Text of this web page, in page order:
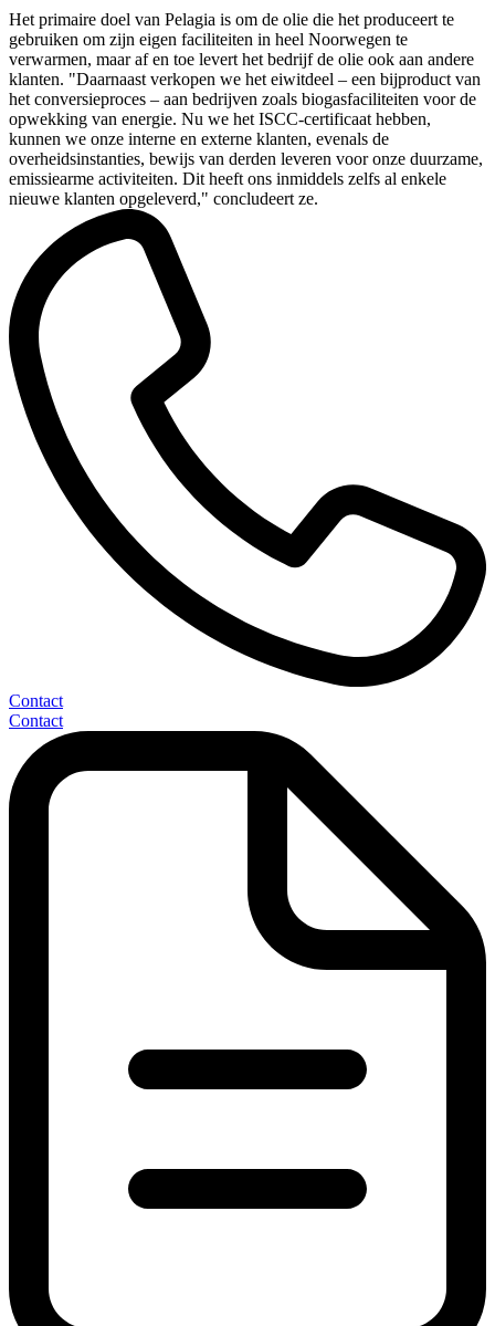
Het primaire doel van Pelagia is om de olie die het produceert te
gebruiken om zijn eigen faciliteiten in heel Noorwegen te
verwarmen, maar af en toe levert het bedrijf de olie ook aan andere
klanten. "Daarnaast verkopen we het eiwitdeel – een bijproduct van
het conversieproces – aan bedrijven zoals biogasfaciliteiten voor de
opwekking van energie. Nu we het ISCC-certificaat hebben,
kunnen we onze interne en externe klanten, evenals de
overheidsinstanties, bewijs van derden leveren voor onze duurzame,
emissiearme activiteiten. Dit heeft ons inmiddels zelfs al enkele
nieuwe klanten opgeleverd," concludeert ze.
Contact
Contact